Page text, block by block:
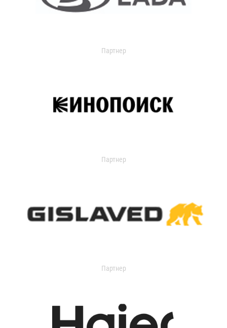
Партнер
Партнер
Партнер